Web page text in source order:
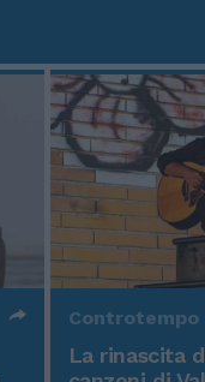
Controtempo
La rinascita